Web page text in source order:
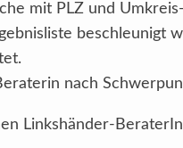
mit PLZ und
beschleunigt
nach
Linkshänder-